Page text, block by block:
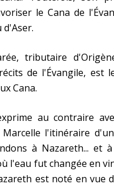
le Cana de
d'Aser.
tributaire
de l'Évangile, est
Cana.
au contraire
l'itinéraire
à Nazareth... et
l'eau fut changée en
est noté en vue